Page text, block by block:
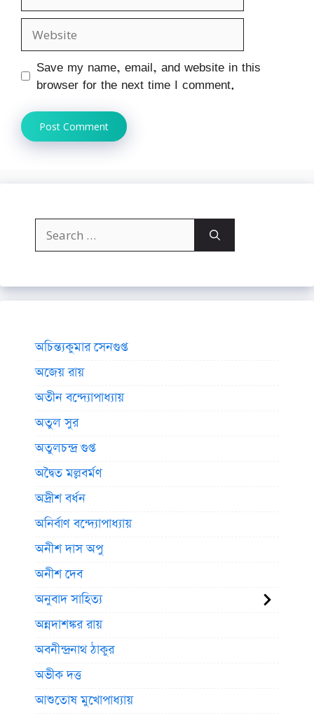
Website
Save my name, email, and website in this
browser for the next time I comment.
Search
for:
অচিন্ত্যকুমার সেনগুপ্ত
অজেয় রায়
অতীন বন্দ্যোপাধ্যায়
অতুল সুর
অতুলচন্দ্র গুপ্ত
অদ্বৈত মল্লবর্মণ
অদ্রীশ বর্ধন
অনির্বাণ বন্দ্যোপাধ্যায়
অনীশ দাস অপু
অনীশ দেব
অনুবাদ সাহিত্য
অন্নদাশঙ্কর রায়
অবনীন্দ্রনাথ ঠাকুর
অভীক দত্ত
আশুতোষ মুখোপাধ্যায়